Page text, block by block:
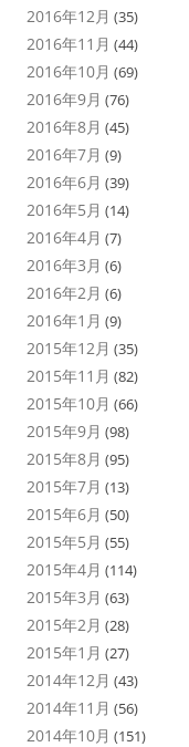
2016年12月 (35)
2016年11月 (44)
2016年10月 (69)
2016年9月 (76)
2016年8月 (45)
2016年7月 (9)
2016年6月 (39)
2016年5月 (14)
2016年4月 (7)
2016年3月 (6)
2016年2月 (6)
2016年1月 (9)
2015年12月 (35)
2015年11月 (82)
2015年10月 (66)
2015年9月 (98)
2015年8月 (95)
2015年7月 (13)
2015年6月 (50)
2015年5月 (55)
2015年4月 (114)
2015年3月 (63)
2015年2月 (28)
2015年1月 (27)
2014年12月 (43)
2014年11月 (56)
2014年10月 (151)